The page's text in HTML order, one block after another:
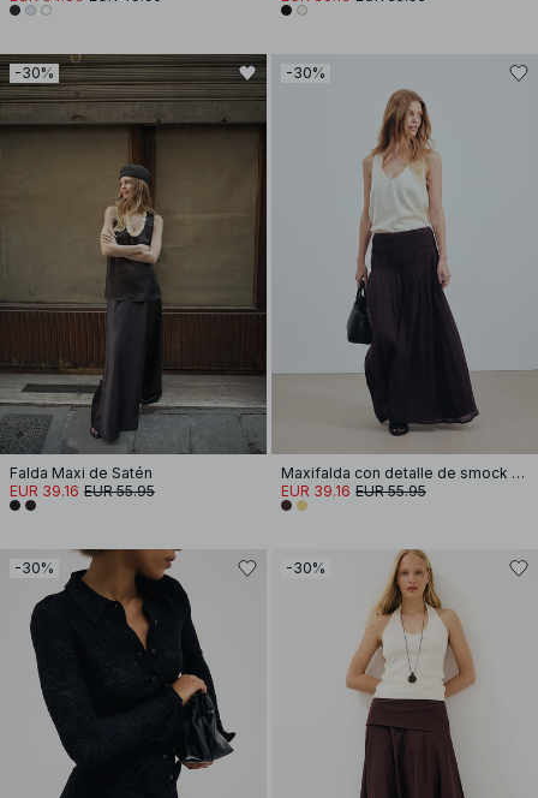
-30%
Falda Maxi de Satén
EUR 39.16 EUR 55.95
-30%
Maxifalda con detalle de smock en la cintura
EUR 39.16 EUR 55.95
-30% -30%